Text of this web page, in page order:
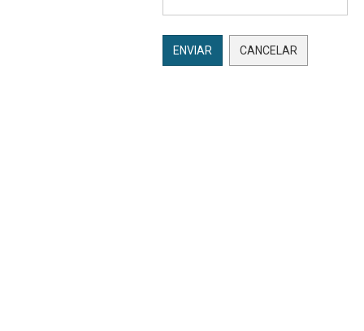
ENVIAR CANCELAR